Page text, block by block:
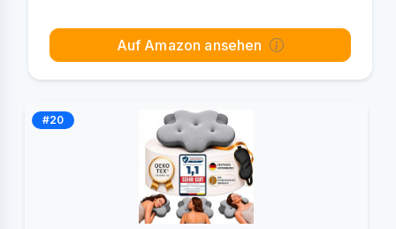
Auf Amazon ansehen
#20